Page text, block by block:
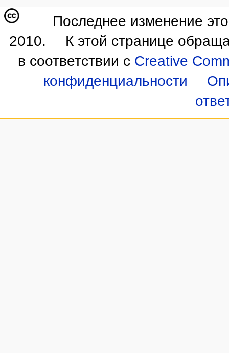
Последнее изменение
2010.
К этой странице
в соответствии с Creative
конфиденциальности